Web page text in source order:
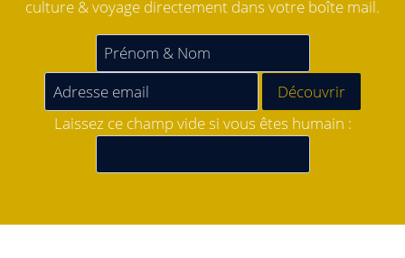
culture & voyage directement dans votre boîte mail.
Laissez ce champ vide si vous êtes humain :